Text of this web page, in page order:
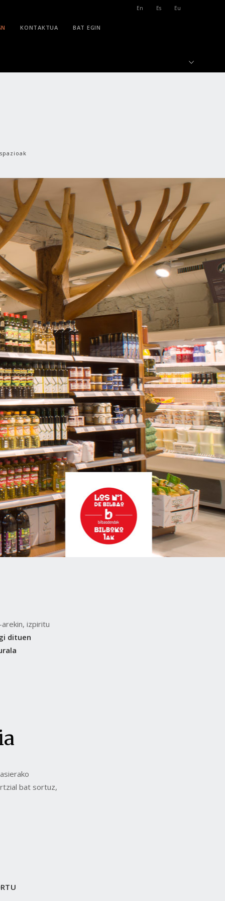
En Es Eu
KONTAKTUA BAT EGIN
-arekin, izpiritu
dituen
bat sortuz,